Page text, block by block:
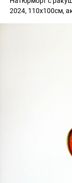
2024, 110х100см,